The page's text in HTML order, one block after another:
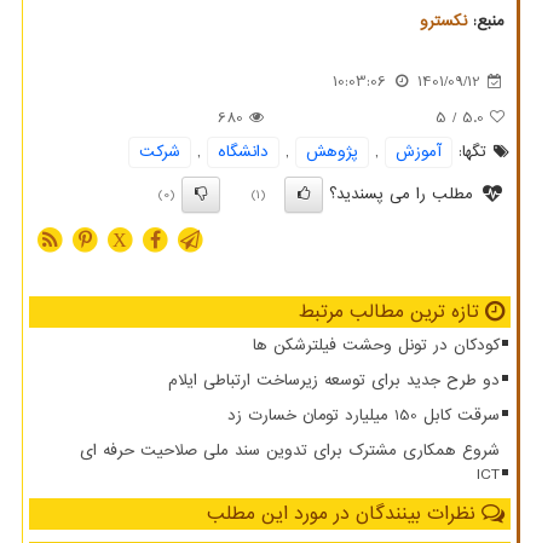
منبع:نكسترو
1401/09/12
10:03:06
5.0
/ 5
680
تگها:
آموزش , پژوهش , دانشگاه ,
شركت
مطلب را می پسندید؟
(1)
(0)
X
تازه ترین مطالب مرتبط
کودکان در تونل وحشت فیلترشکن ها
دو طرح جدید برای توسعه زیرساخت ارتباطی ایلام
سرقت کابل 150 میلیارد تومان خسارت زد
شروع همکاری مشترک برای تدوین سند ملی صلاحیت حرفه ای
ICT
نظرات بینندگان در مورد این مطلب